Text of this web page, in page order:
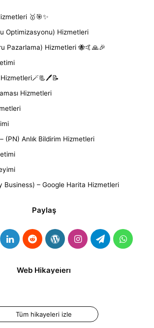
🥇🎯✨
Optimizasyonu) Hizmetleri
Pazarlama) Hizmetleri 🐝🤙🙏🎉
Hizmetleri
(PN) Anlık Bildirim Hizmetleri
Business) – Google Harita Hizmetleri
Paylaş
LinkedInReddit WordPress
InstagramTelegram
Web Hikayeleriİnstagram Reels
Süresi Kaç Dakika?
Tüm hikayeleri izle